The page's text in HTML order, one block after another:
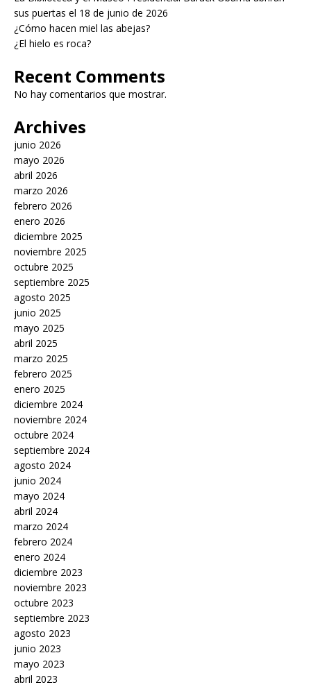
sus puertas el 18 de junio de 2026
¿Cómo hacen miel las abejas?
¿El hielo es roca?
Recent Comments
No hay comentarios que mostrar.
Archives
junio 2026
mayo 2026
abril 2026
marzo 2026
febrero 2026
enero 2026
diciembre 2025
noviembre 2025
octubre 2025
septiembre 2025
agosto 2025
junio 2025
mayo 2025
abril 2025
marzo 2025
febrero 2025
enero 2025
diciembre 2024
noviembre 2024
octubre 2024
septiembre 2024
agosto 2024
junio 2024
mayo 2024
abril 2024
marzo 2024
febrero 2024
enero 2024
diciembre 2023
noviembre 2023
octubre 2023
septiembre 2023
agosto 2023
junio 2023
mayo 2023
abril 2023